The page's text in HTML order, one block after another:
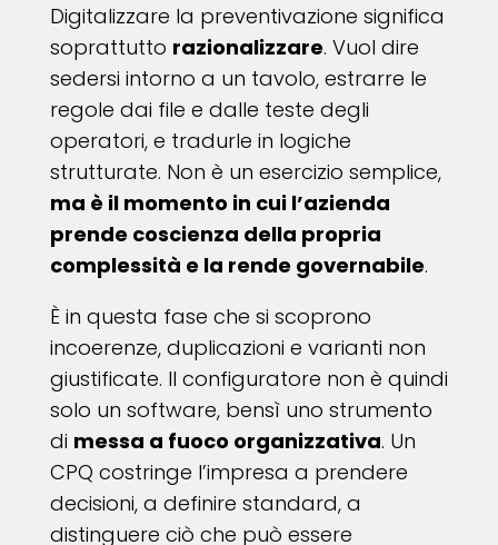
Digitalizzare la preventivazione significa
soprattutto razionalizzare. Vuol dire
sedersi intorno a un tavolo, estrarre le
regole dai file e dalle teste degli
operatori, e tradurle in logiche
strutturate. Non è un esercizio semplice,
ma è il momento in cui l’azienda
prende coscienza della propria
complessità e la rende governabile.
È in questa fase che si scoprono
incoerenze, duplicazioni e varianti non
giustificate. Il configuratore non è quindi
solo un software, bensì uno strumento
di messa a fuoco organizzativa. Un
CPQ costringe l’impresa a prendere
decisioni, a definire standard, a
distinguere ciò che può essere